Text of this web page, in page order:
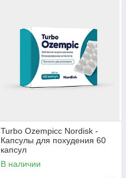
Turbo Ozempicc Nordisk -
Капсулы для похудения 60
капсул
В наличии